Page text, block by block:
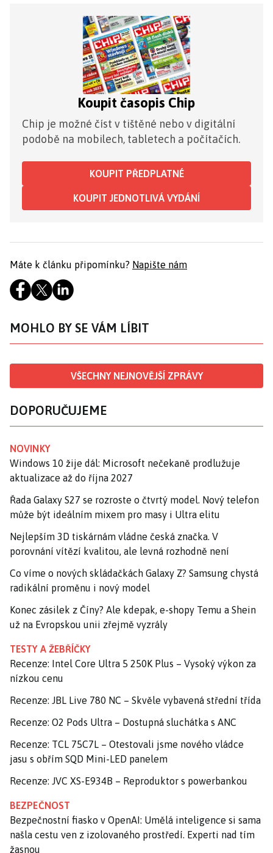
Koupit časopis Chip
Chip je možné číst v tištěné nebo v digitální
podobě na mobilech, tabletech a počítačích.
KOUPIT PŘEDPLATNÉ
KOUPIT JEDNOTLIVÁ VYDÁNÍ
Máte k článku připomínku? Napište nám
MOHLO BY SE VÁM LÍBIT
VŠECHNY NEJNOVĚJŠÍ ZPRÁVY
DOPORUČUJEME
NOVINKY
Windows 10 žije dál: Microsoft nečekaně prodlužuje
aktualizace až do října 2027
Řada Galaxy S27 se rozroste o čtvrtý model. Nový telefon
může být ideálním mixem pro masy i Ultra elitu
Nejlepším 3D tiskárnám vládne česká značka. V
porovnání vítězí kvalitou, ale levná rozhodně není
Co víme o nových skládačkách Galaxy Z? Samsung chystá
radikální proměnu i nový model
Konec zásilek z Číny? Ale kdepak, e-shopy Temu a Shein
už na Evropskou unii zřejmě vyzrály
TESTY A ŽEBŘÍČKY
Recenze: Intel Core Ultra 5 250K Plus – Vysoký výkon za
nízkou cenu
Recenze: JBL Live 780 NC – Skvěle vybavená střední třída
Recenze: O2 Pods Ultra – Dostupná sluchátka s ANC
Recenze: TCL 75C7L – Otestovali jsme nového vládce
jasu s obřím SQD Mini-LED panelem
Recenze: JVC XS-E934B – Reproduktor s powerbankou
BEZPEČNOST
Bezpečnostní fiasko v OpenAI: Umělá inteligence si sama
našla cestu ven z izolovaného prostředí. Experti nad tím
žasnou